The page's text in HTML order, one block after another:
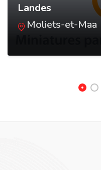
Landes
Moliets-et-Maa